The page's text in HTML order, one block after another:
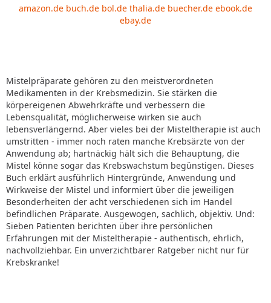
amazon.de buch.de bol.de thalia.de buecher.de ebook.de
ebay.de
Mistelpräparate gehören zu den meistverordneten
Medikamenten in der Krebsmedizin. Sie stärken die
körpereigenen Abwehrkräfte und verbessern die
Lebensqualität, möglicherweise wirken sie auch
lebensverlängernd. Aber vieles bei der Misteltherapie ist auch
umstritten - immer noch raten manche Krebsärzte von der
Anwendung ab; hartnäckig hält sich die Behauptung, die
Mistel könne sogar das Krebswachstum begünstigen. Dieses
Buch erklärt ausführlich Hintergründe, Anwendung und
Wirkweise der Mistel und informiert über die jeweiligen
Besonderheiten der acht verschiedenen sich im Handel
befindlichen Präparate. Ausgewogen, sachlich, objektiv. Und:
Sieben Patienten berichten über ihre persönlichen
Erfahrungen mit der Misteltherapie - authentisch, ehrlich,
nachvollziehbar. Ein unverzichtbarer Ratgeber nicht nur für
Krebskranke!